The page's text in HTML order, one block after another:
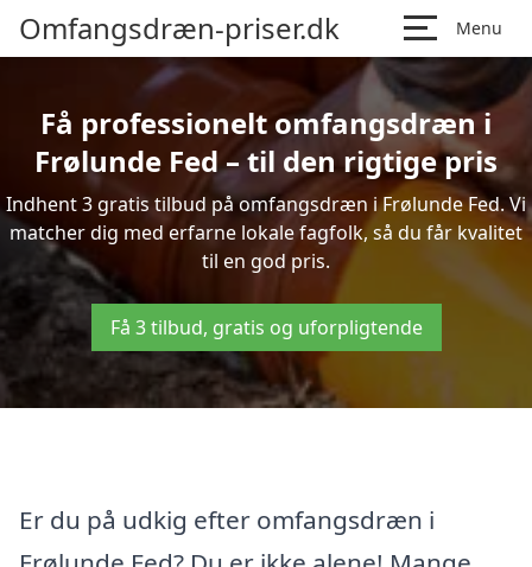
Omfangsdræn-priser.dk Menu
Få professionelt omfangsdræn i
Frølunde Fed – til den rigtige pris
Indhent 3 gratis tilbud på omfangsdræn i Frølunde Fed. Vi
matcher dig med erfarne lokale fagfolk, så du får kvalitet
til en god pris.
Få 3 tilbud, gratis og uforpligtende
Er du på udkig efter omfangsdræn i